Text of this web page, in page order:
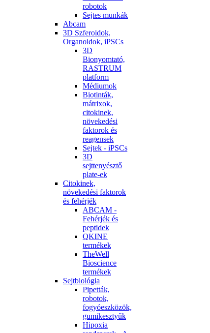
robotok
Sejtes munkák
Abcam
3D Szferoidok,
Organoidok, iPSCs
3D
Bionyomtató,
RASTRUM
platform
Médiumok
Biotinták,
mátrixok,
citokinek,
növekedési
faktorok és
reagensek
Sejtek - iPSCs
3D
sejttenyésztő
plate-ek
Citokinek,
növekedési faktorok
és fehérjék
ABCAM -
Fehérjék és
peptidek
QKINE
termékek
TheWell
Bioscience
termékek
Sejtbiológia
Pipetták,
robotok,
fogyóeszközök,
gumikesztyűk
Hipoxia